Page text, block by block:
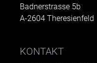
Badnerstrasse 5b
A-2604 Theresienfeld
KONTAKT